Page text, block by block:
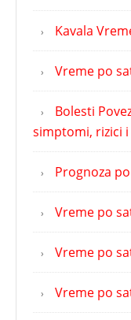
Kavala
Vreme po
Bolesti
simptomi, rizici
Prognoza
Vreme po
Vreme po
Vreme po